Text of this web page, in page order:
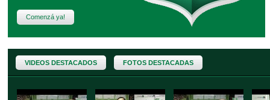
Comenzá ya!
VIDEOS DESTACADOS FOTOS DESTACADAS